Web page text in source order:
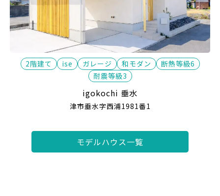
2階建て ise ガレージ 和モダン
断熱等級6
耐震等級3
igokochi 垂水
津市垂水字西浦1981番1
モデルハウス一覧